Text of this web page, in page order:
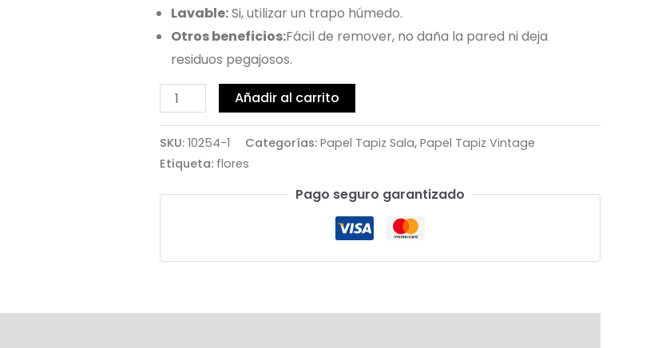
Lavable:Si, utilizar un trapo húmedo.
Otros beneficios:Fácil de remover, no daña la pared ni deja
residuos pegajosos.
Añadir al carrito
SKU: 10254-1 Categorías: Papel Tapiz Sala, Papel Tapiz Vintage
Etiqueta: flores
Pago seguro garantizado